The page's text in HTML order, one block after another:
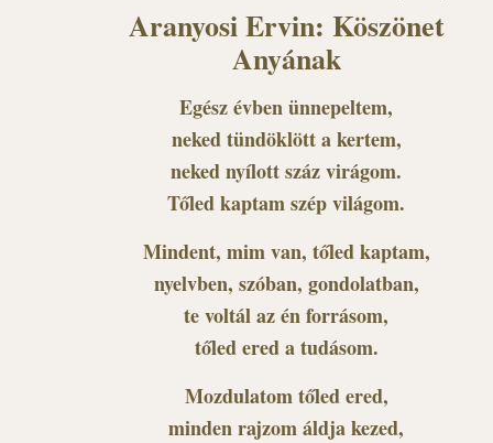
Aranyosi Ervin: Köszönet
Anyának
Egész évben ünnepeltem,
neked tündöklött a kertem,
neked nyílott száz virágom.
Tőled kaptam szép világom.
Mindent, mim van, tőled kaptam,
nyelvben, szóban, gondolatban,
te voltál az én forrásom,
tőled ered a tudásom.
Mozdulatom tőled ered,
minden rajzom áldja kezed,